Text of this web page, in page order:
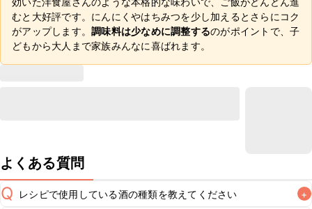
むと大好評です。にんにくやはちみつを少し加えるとさらにコク
がアップします。 調味料は少なめに調整するのがポイントで、子
どもから大人まで家族みんなに喜ばれます。
よくある質問
Q レシピで使用している酒の種類を教えてください +